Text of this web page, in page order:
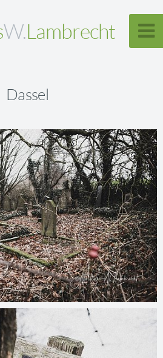
W.Lambrecht
Dassel